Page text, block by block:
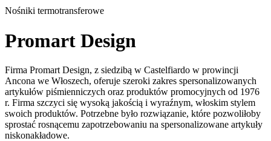
Nośniki termotransferowe
Promart Design
Firma Promart Design, z siedzibą w Castelfiardo w prowincji
Ancona we Włoszech, oferuje szeroki zakres spersonalizowanych
artykułów piśmienniczych oraz produktów promocyjnych od 1976
r. Firma szczyci się wysoką jakością i wyraźnym, włoskim stylem
swoich produktów. Potrzebne było rozwiązanie, które pozwoliłoby
sprostać rosnącemu zapotrzebowaniu na spersonalizowane artykuły
niskonakładowe.